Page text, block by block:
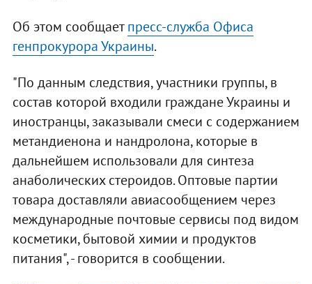
Об этом сообщаетпресс-служба Офиса
генпрокурора Украины.
"По данным следствия, участники группы, в
состав которой входили граждане Украины и
иностранцы, заказывали смеси с содержанием
метандиенона и нандролона, которые в
дальнейшем использовали для синтеза
анаболических стероидов. Оптовые партии
товара доставляли авиасообщением через
международные почтовые сервисы под видом
косметики, бытовой химии и продуктов
питания", - говорится в сообщении.